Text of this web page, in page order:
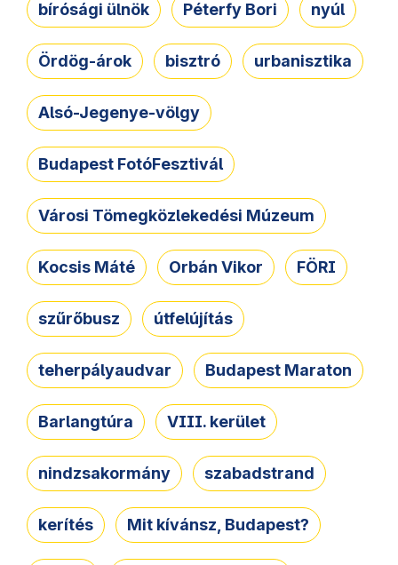
bírósági ülnök Péterfy Bori nyúl
Ördög-árok bisztró urbanisztika
Alsó-Jegenye-völgy
Budapest FotóFesztivál
Városi Tömegközlekedési Múzeum
Kocsis Máté Orbán Vikor FÖRI
szűrőbusz útfelújítás
teherpályaudvar Budapest Maraton
Barlangtúra VIII. kerület
nindzsakormány szabadstrand
kerítés Mit kívánsz, Budapest?